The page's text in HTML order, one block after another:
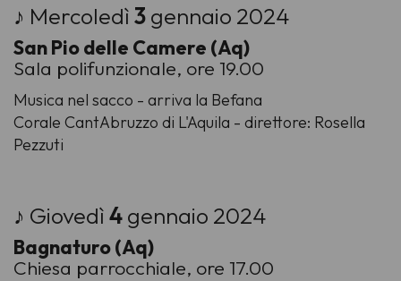
♪ Mercoledì3gennaio 2024
San Pio delle Camere (Aq)
Sala polifunzionale, ore 19.00
Musica nel sacco - arriva la Befana
Corale CantAbruzzo di L'Aquila - direttore: Rosella
Pezzuti
♪ Giovedì4gennaio 2024
Bagnaturo (Aq)
Chiesa parrocchiale, ore 17.00